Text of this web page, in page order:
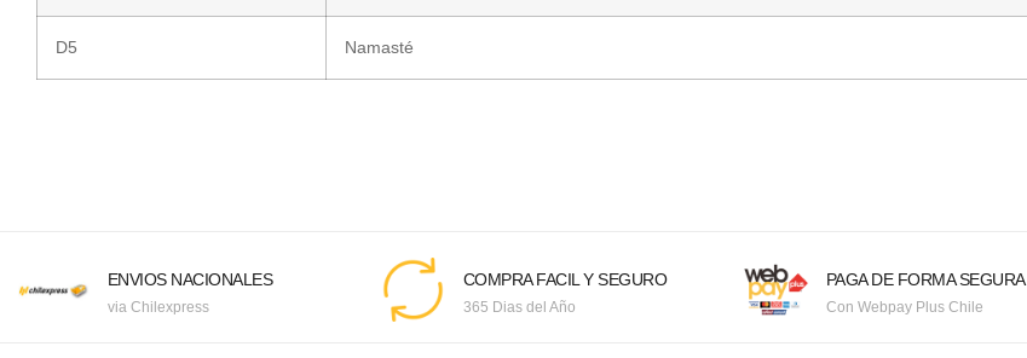
D5 Namasté
ENVIOS NACIONALES
via Chilexpress
COMPRA FACIL Y SEGURO
365 Dias del Año
PAGA DE FORMA SEGURA
Con Webpay Plus Chile